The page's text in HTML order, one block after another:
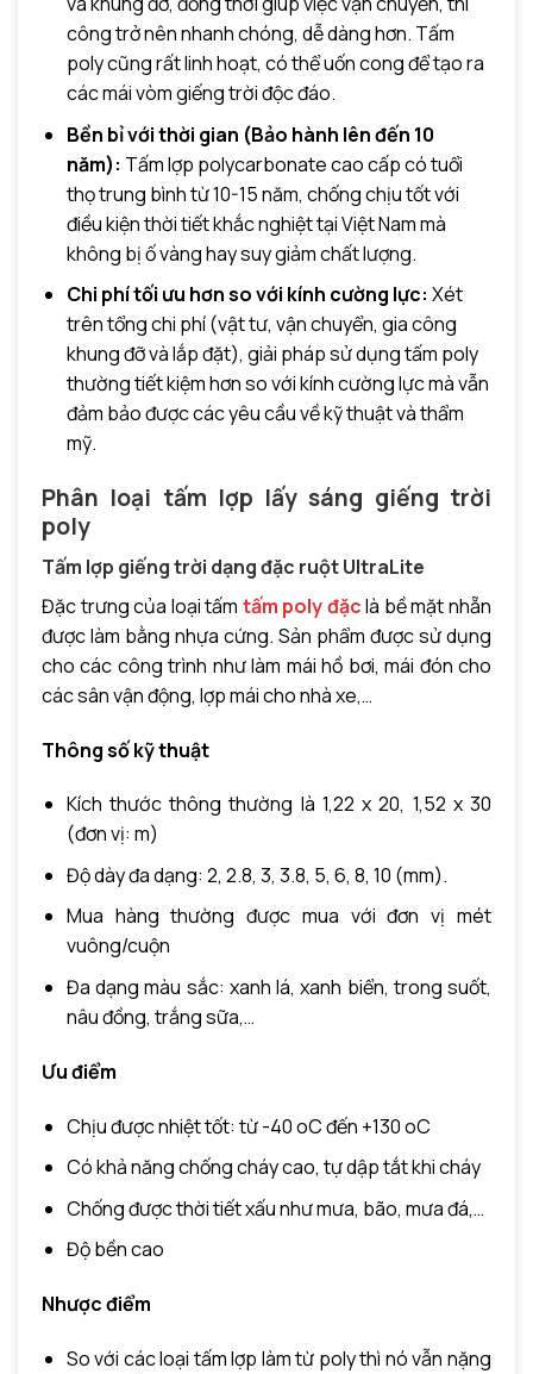
công trở nên nhanh chóng, dễ dàng hơn. Tấm
poly cũng rất linh hoạt, có thể uốn cong để tạo ra
các mái vòm giếng trời độc đáo.
Bền bỉ với thời gian (Bảo hành lên đến 10
năm): Tấm lợp polycarbonate cao cấp có tuổi
thọ trung bình từ 10-15 năm, chống chịu tốt với
điều kiện thời tiết khắc nghiệt tại Việt Nam mà
không bị ố vàng hay suy giảm chất lượng.
Chi phí tối ưu hơn so với kính cường lực: Xét
trên tổng chi phí (vật tư, vận chuyển, gia công
khung đỡ và lắp đặt), giải pháp sử dụng tấm poly
thường tiết kiệm hơn so với kính cường lực mà vẫn
đảm bảo được các yêu cầu về kỹ thuật và thẩm
mỹ.
Phân loại tấm lợp lấy sáng giếng trời
poly
Tấm lợp giếng trời dạng đặc ruột UltraLite
Đặc trưng của loại tấm tấm poly đặclà bề mặt nhẵn
được làm bằng nhựa cứng. Sản phẩm được sử dụng
cho các công trình như làm mái hồ bơi, mái đón cho
các sân vận động, lợp mái cho nhà xe,…
Thông số kỹ thuật
Kích thước thông thường là 1,22 x 20, 1,52 x 30
(đơn vị: m)
Độ dày đa dạng: 2, 2.8, 3, 3.8, 5, 6, 8, 10 (mm).
Mua hàng thường được mua với đơn vị mét
vuông/cuộn
Đa dạng màu sắc: xanh lá, xanh biển, trong suốt,
nâu đồng, trắng sữa,…
Ưu điểm
Chịu được nhiệt tốt: từ -40 oC đến +130 oC
Có khả năng chống cháy cao, tự dập tắt khi cháy
Chống được thời tiết xấu như mưa, bão, mưa đá,…
Độ bền cao
Nhược điểm
So với các loại tấm lợp làm từ poly thì nó vẫn nặng